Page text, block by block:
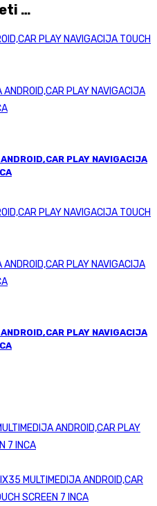
…
PLAY NAVIGACIJA
PLAY NAVIGACIJA